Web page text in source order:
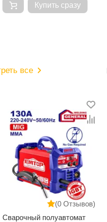
все
(0 Отзывов)
Сварочный аппарат